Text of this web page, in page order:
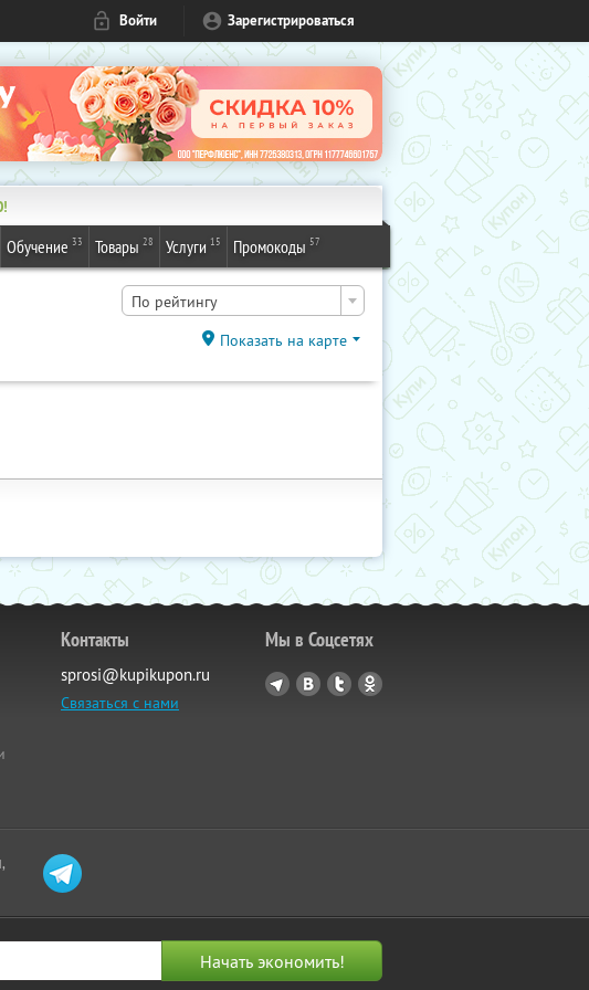
Войти Зарегистрироваться
Обучение 33 Товары 28 Услуги 15 Промокоды 57
По рейтингу
Показать на карте
Контакты
sprosi@kupikupon.ru
Связаться с нами
Мы в Соцсетях